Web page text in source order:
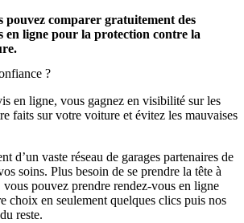
pouvez comparer gratuitement des
en ligne pour la protection contre la
?
en ligne, vous gagnez en visibilité sur les
faits sur votre voiture et évitez les mauvaises
d’un vaste réseau de garages partenaires de
soins. Plus besoin de se prendre la tête à
vous pouvez prendre rendez-vous en ligne
choix en seulement quelques clics puis nos
reste.